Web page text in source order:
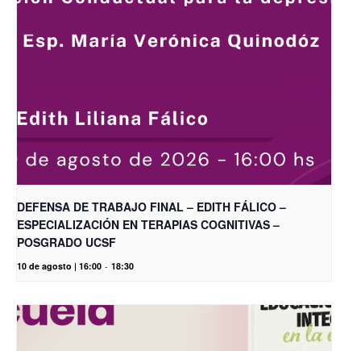
DEFENSA DE TRABAJO FINAL – EDITH FÁLICO –
ESPECIALIZACIÓN EN TERAPIAS COGNITIVAS –
POSGRADO UCSF
10 de agosto | 16:00 - 18:30